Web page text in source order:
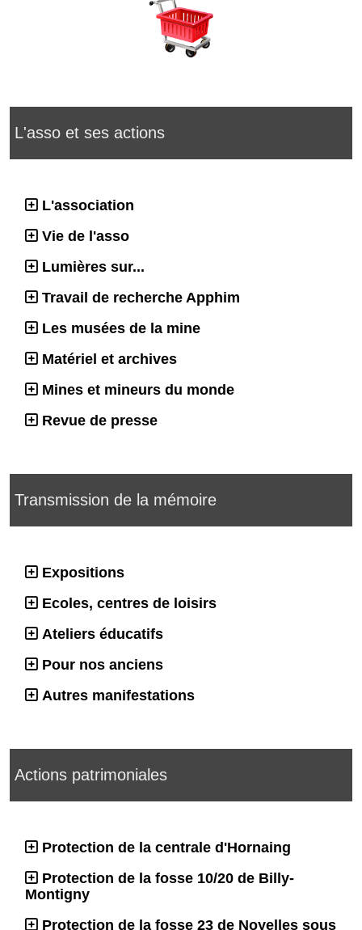
L'asso et ses actions
L'association
Vie de l'asso
Lumières sur...
Travail de recherche Apphim
Les musées de la mine
Matériel et archives
Mines et mineurs du monde
Revue de presse
Transmission de la mémoire
Expositions
Ecoles, centres de loisirs
Ateliers éducatifs
Pour nos anciens
Autres manifestations
Actions patrimoniales
Protection de la centrale d'Hornaing
Protection de la fosse 10/20 de Billy-
Montigny
Protection de la fosse 23 de Noyelles sous